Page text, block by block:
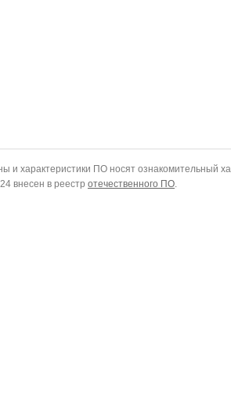
и характеристики ПО носят ознакомительный
внесен в реестр отечественного ПО.